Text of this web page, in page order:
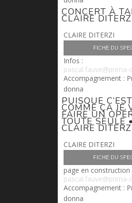
CONCERT À
CLAIRE
CLAIRE DITERZI
FICHE DU
Infos :
pascal.fauve@prima-
Accompagnement :
donna
PUISQUE C’EST
COMME ÇA JE
FAIRE UN
TOUTE SEULE
CLAIRE
CLAIRE DITERZI
FICHE DU
page en construction
pascal.fauve@prima-
Accompagnement :
donna